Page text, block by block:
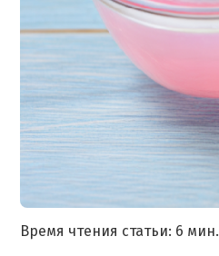
Время чтения статьи: 6 мин.